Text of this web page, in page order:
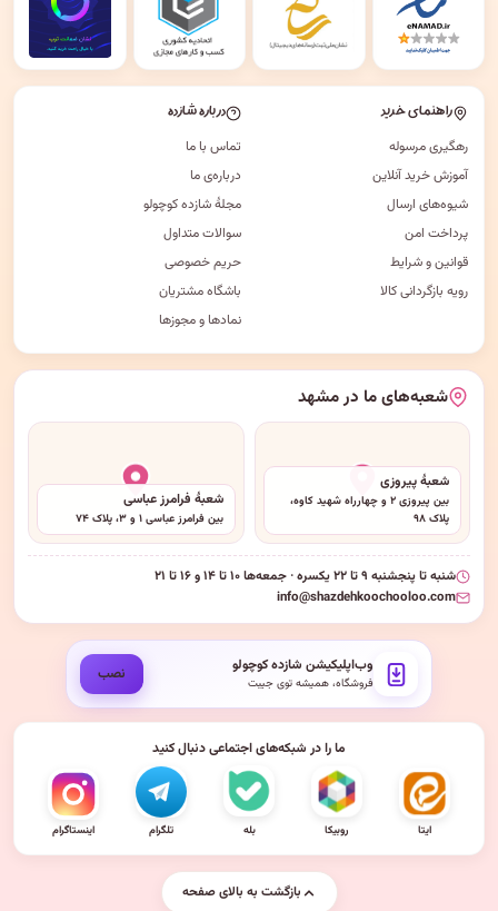
راهنمای خرید
رهگیری مرسوله
آموزش خرید آنلاین
شیوه‌های ارسال
پرداخت امن
قوانین و شرایط
رویه بازگردانی کالا
درباره شازده
تماس با ما
درباره‌ی ما
مجلهٔ شازده کوچولو
سوالات متداول
حریم خصوصی
باشگاه مشتریان
نمادها و مجوزها
شعبه‌های ما در مشهد
شعبهٔ پیروزی
بین پیروزی ۲ و چهارراه شهید کاوه،
پلاک ۹۸
شعبهٔ فرامرز عباسی
بین فرامرز عباسی ۱ و ۳، پلاک ۷۴
شنبه تا پنجشنبه ۹ تا ۲۲ یکسره · جمعه‌ها ۱۰ تا ۱۴ و ۱۶ تا ۲۱
info@shazdehkoochooloo.com
وب‌اپلیکیشن شازده کوچولو
فروشگاه، همیشه توی جیبت نصب
ما را در شبکه‌های اجتماعی دنبال کنید
ایتا روبیکا بله تلگرام اینستاگرام
بازگشت به بالای صفحه